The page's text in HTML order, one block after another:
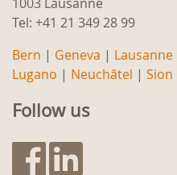
Tel: +41 21 349 28 99
Bern | Geneva | Lausanne
Lugano | Neuchâtel | Sion
Follow us